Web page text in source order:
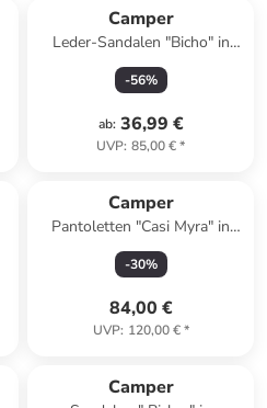
Camper
Leder-Sandalen "Bicho" in
Creme
-56%
ab: 36,99 €
UVP: 85,00 €*
Camper
Pantoletten "Casi Myra" in
Schwarz
-30%
84,00 €
UVP: 120,00 €*
Camper